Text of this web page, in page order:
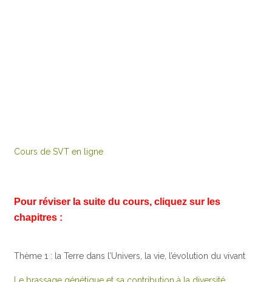
Cours de SVT en ligne
Pour réviser la suite du cours, cliquez sur les
chapitres :
Thème 1 : la Terre dans l’Univers, la vie, l’évolution du vivant
Le brassage génétique et sa contribution à la diversité